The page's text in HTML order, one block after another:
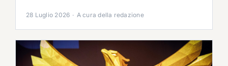
28 Luglio 2026 · A cura della redazione